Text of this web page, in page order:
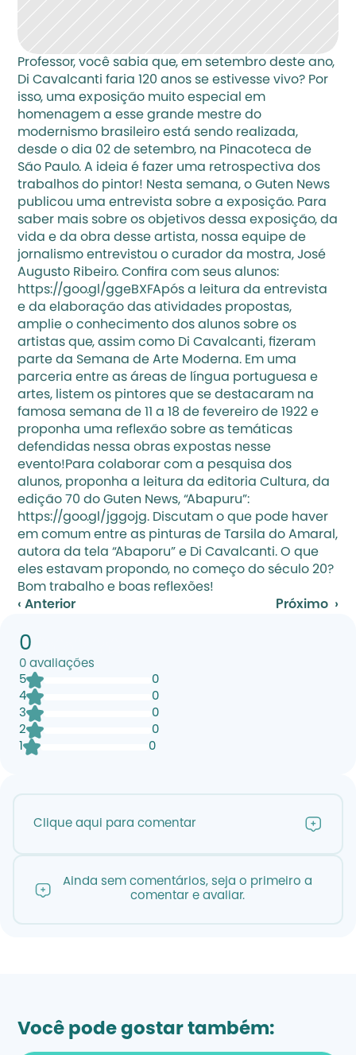
Professor, você sabia que, em setembro deste ano,
Di Cavalcanti faria 120 anos se estivesse vivo? Por
isso, uma exposição muito especial em
homenagem a esse grande mestre do
modernismo brasileiro está sendo realizada,
desde o dia 02 de setembro, na Pinacoteca de
São Paulo. A ideia é fazer uma retrospectiva dos
trabalhos do pintor! Nesta semana, o Guten News
publicou uma entrevista sobre a exposição. Para
saber mais sobre os objetivos dessa exposição, da
vida e da obra desse artista, nossa equipe de
jornalismo entrevistou o curador da mostra, José
https://goo.gl/ggeBXFApós a leitura da entrevista
e da elaboração das atividades propostas,
amplie o conhecimento dos alunos sobre os
artistas que, assim como Di Cavalcanti, fizeram
parte da Semana de Arte Moderna. Em uma
parceria entre as áreas de língua portuguesa e
artes, listem os pintores que se destacaram na
famosa semana de 11 a 18 de fevereiro de 1922 e
proponha uma reflexão sobre as temáticas
defendidas nessa obras expostas nesse
evento!Para colaborar com a pesquisa dos
alunos, proponha a leitura da editoria Cultura, da
https://goo.gl/jggojg. Discutam o que pode haver
em comum entre as pinturas de Tarsila do Amaral,
autora da tela “Abaporu” e Di Cavalcanti. O que
eles estavam propondo, no começo do século 20?
Bom trabalho e boas reflexões!
‹ Anterior
Próximo  ›
0
0 avaliações
5
0
4
0
3
0
2
0
1
0
Clique aqui para comentar
Ainda sem comentários, seja o primeiro a
comentar e avaliar.
Você pode gostar também: